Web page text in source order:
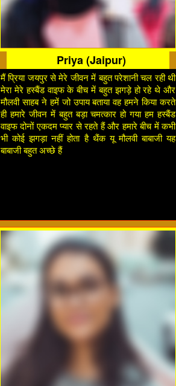
Priya (Jaipur)
मैं प्रिया जयपुर से मेरे जीवन में बहुत परेशानी चल रही थी
मेरा मेरे हस्बैंड वाइफ के बीच में बहुत झगड़े हो रहे थे और
मौलवी साहब ने हमें जो उपाय बताया वह हमने किया करते
ही हमारे जीवन में बहुत बड़ा चमत्कार हो गया हम हस्बैंड
वाइफ दोनों एकदम प्यार से रहते हैं और हमारे बीच में कभी
भी कोई झगड़ा नहीं होता है थैंक यू मौलवी बाबाजी यह
बाबाजी बहुत अच्छे हैं